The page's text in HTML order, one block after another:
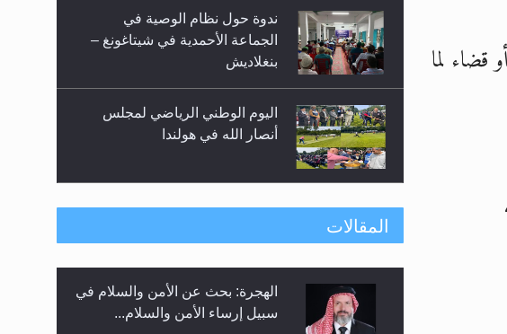
قضاء لما
ندوة حول نظام الوصية في
الجماعة الأحمدية في شيتاغونغ –
بنغلاديش
اليوم الوطني الرياضي لمجلس
أنصار الله في هولندا
إتمام حفظ القرآن الكريم لثلاثة
حفل توزيع الشهادات في الجامعة
الأحمدية بنيجيريا لعام 2025
المقالات
الهجرة: بحث عن الأمن والسلام في
سبيل إرساء الأمن والسلام...